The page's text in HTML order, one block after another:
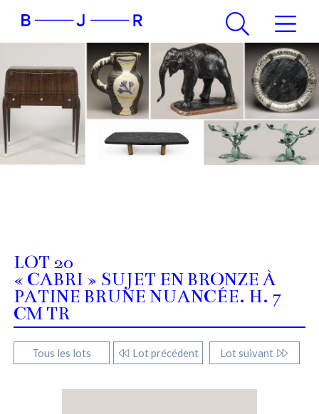
LOT 20
« CABRI » SUJET EN BRONZE À
PATINE BRUNE NUANCÉE. H. 7
CM TR
Tous les lots Lot précédent Lot suivant